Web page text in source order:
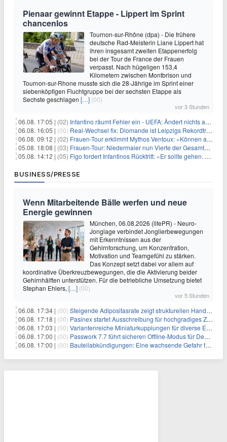
Pienaar gewinnt Etappe - Lippert im Sprint
chancenlos
Tournon-sur-Rhône (dpa) - Die frühere
deutsche Rad-Meisterin Liane Lippert hat
ihren insgesamt zweiten Etappenerfolg
bei der Tour de France der Frauen
verpasst. Nach hügeligen 153,4
Kilometern zwischen Montbrison und
Tournon-sur-Rhone musste sich die 28-Jährige im Sprint einer
siebenköpfigen Fluchtgruppe bei der sechsten Etappe als
Sechste geschlagen […] (00)
vor 3 Stunden
06.08. 17:05 | (02) Infantino räumt Fehler ein - UEFA: Ändert nichts an Boykott
06.08. 16:05 | (00) Real-Wechsel fix: Diomande ist Leipzigs Rekordtransfer
06.08. 09:12 | (02) Frauen-Tour erklimmt Mythos Ventoux: «Können alles schaffen»
05.08. 18:08 | (03) Frauen-Tour: Niedermaier nun Vierte der Gesamtwertung
05.08. 14:12 | (05) Figo fordert Infantinos Rücktritt: «Er sollte gehen. Jetzt»
BUSINESS/PRESSE
Wenn Mitarbeitende Bälle werfen und neue
Energie gewinnen
München, 06.08.2026 (lifePR) - Neuro-
Jonglage verbindet Jonglierbewegungen
mit Erkenntnissen aus der
Gehirnforschung, um Konzentration,
Motivation und Teamgefühl zu stärken.
Das Konzept setzt dabei vor allem auf
koordinative Überkreuzbewegungen, die die Aktivierung beider
Gehirnhälften unterstützen. Für die betriebliche Umsetzung bietet
Stephan Ehlers, […] (00)
vor 5 Stunden
06.08. 17:34 | (00) Steigende Adipositasrate zeigt strukturellen Handlungsbedarf bei der Ernährung schulpflichtiger Kinder
06.08. 17:18 | (00) Pasinex startet Ausschreibung für hochgradiges Zinksulfidkonzentrat mit Germanium- und Silbergehalten und stellt ein Betriebsupdate bereit
06.08. 17:03 | (00) Variantenreiche Miniaturkupplungen für diverse Einsatzbereiche
06.08. 17:00 | (00) Passwork 7.7 führt sicheren Offline-Modus für Desktop- und Mobile-Apps ein
06.08. 17:00 | (00) Bauteilabkündigungen: Eine wachsende Gefahr für industrielle Elektroniksysteme